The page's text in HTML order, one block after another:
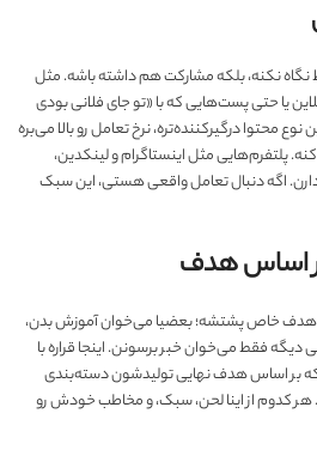
نکنه، بلکه مشارکت هم داشته باشه. مثل
یا حتی پست‌هایی که با «تو جای فلانی بودی
محتوا درگیرکننده‌تره، نرخ تعامل رو بالا می‌بره
پلتفرم‌هایی مثل اینستاگرام و لینکدین،
دارن. اگه دنبال تعامل واقعی هستی، این سبک
اساس هدف
هدف خاص پشتشه؛ بعضیا می‌خوان آموزش بدن،
فقط می‌خوان خبر برسونن. اینجا قراره با
بر اساس هدف نهایی تولیدشون دسته‌بندی
کدوم از اینا لحن، سبک، و مخاطب خودش رو